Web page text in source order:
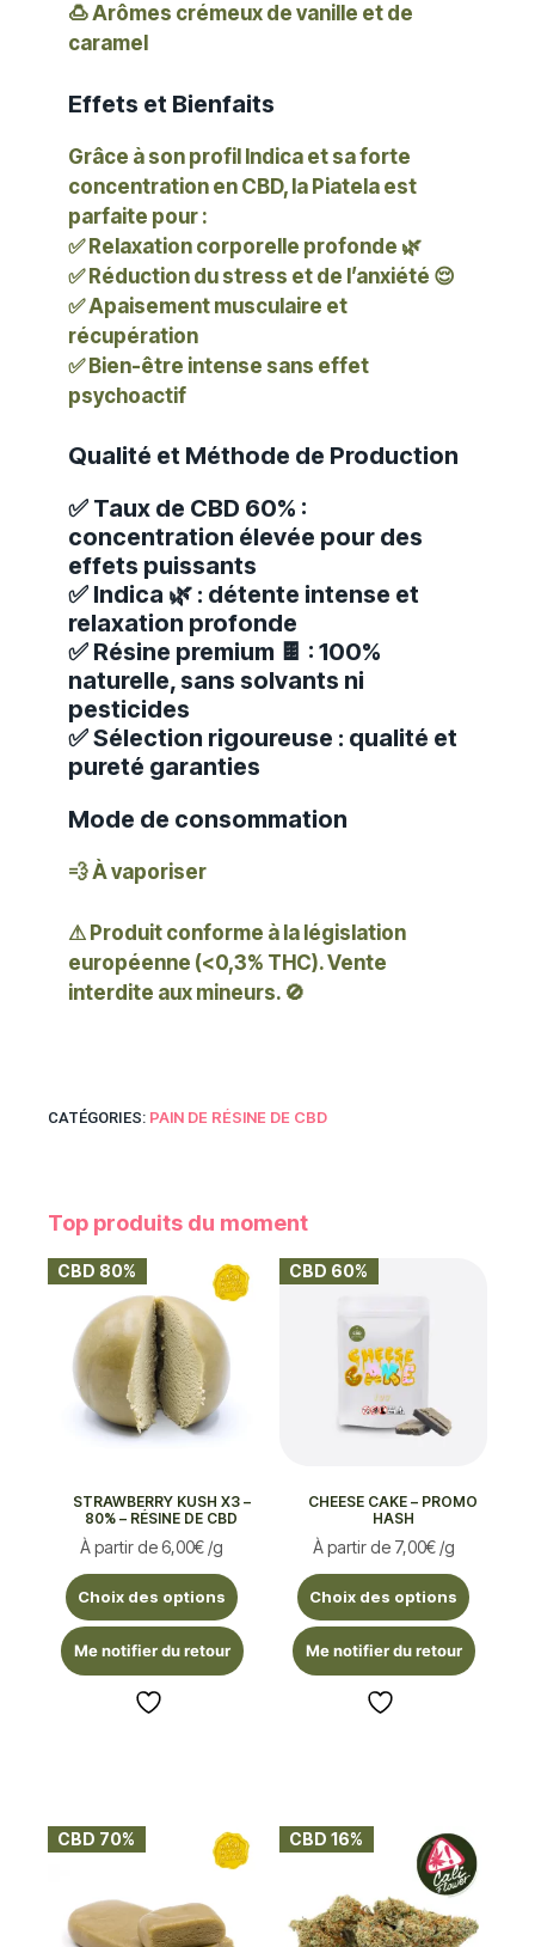
🍮 Arômes crémeux de vanille et de
caramel
Effets et Bienfaits
Grâce à son profil Indica et sa forte
concentration en CBD, la Piatela est
parfaite pour :
✅ Relaxation corporelle profonde 🌿
✅ Réduction du stress et de l’anxiété 😌
✅ Apaisement musculaire et
récupération
✅ Bien-être intense sans effet
psychoactif
Qualité et Méthode de Production
✅ Taux de CBD 60% :
concentration élevée pour des
effets puissants
✅ Indica 🌿 : détente intense et
relaxation profonde
✅ Résine premium 🍫 : 100%
naturelle, sans solvants ni
pesticides
✅ Sélection rigoureuse : qualité et
pureté garanties
Mode de consommation
💨 À vaporiser
⚠ Produit conforme à la législation
européenne (<0,3% THC). Vente
interdite aux mineurs. 🚫
CATÉGORIES: PAIN DE RÉSINE DE CBD
Top produits du moment
CBD 80%
STRAWBERRY KUSH X3 –
80% – RÉSINE DE CBD
À partir de6,00€ /g
Choix des options
Me notifier du retour
CBD 60%
CHEESE CAKE – PROMO
HASH
À partir de 7,00€ /g
Choix des options
Me notifier du retour
CBD 70% CBD 16%